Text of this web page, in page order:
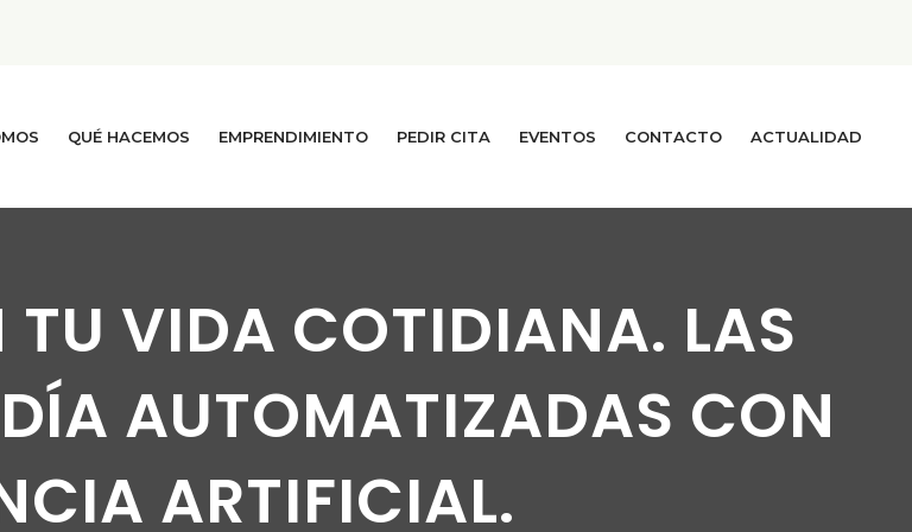
QUÉ HACEMOS EMPRENDIMIENTO PEDIR CITA EVENTOS CONTACTO ACTUALIDAD
TU VIDA COTIDIANA. LAS
AUTOMATIZADAS CON
ARTIFICIAL.